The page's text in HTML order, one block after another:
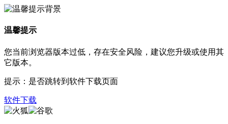
温馨提示
您当前浏览器版本过低，存在安全风险，建议您升级或使用其
它版本。
提示：是否跳转到软件下载页面
软件下载